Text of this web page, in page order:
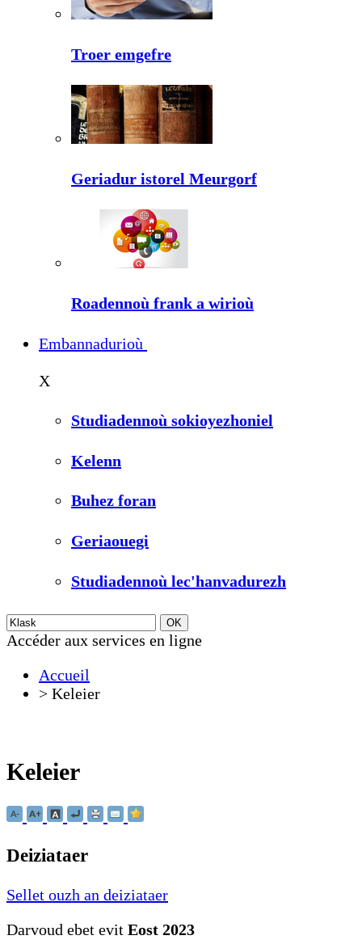
Troer emgefre
Geriadur istorel Meurgorf
Roadennoù frank a wirioù
Embannadurioù
X
Studiadennoù sokioyezhoniel
Kelenn
Buhez foran
Geriaouegi
Studiadennoù lec'hanvadurezh
Accéder aux services en ligne
Accueil
> Keleier
Keleier
Deiziataer
Sellet ouzh an deiziataer
Darvoud ebet evit Eost 2023